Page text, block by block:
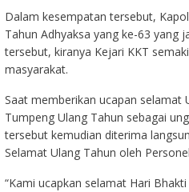
Dalam kesempatan tersebut,
Tahun Adhyaksa yang ke-63 yang
tersebut, kiranya Kejari KKT
masyarakat.
Saat memberikan ucapan selamat
Tumpeng Ulang Tahun sebagai
tersebut kemudian diterima
Selamat Ulang Tahun oleh
“Kami ucapkan selamat Hari